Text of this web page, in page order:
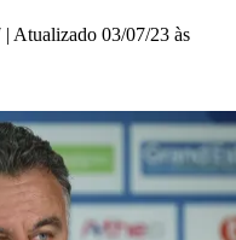
| Atualizado 03/07/23 às